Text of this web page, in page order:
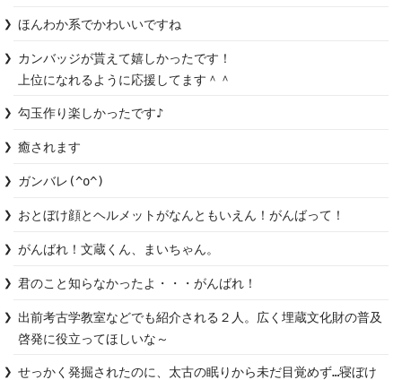
ほんわか系でかわいいですね
カンバッジが貰えて嬉しかったです！
上位になれるように応援してます＾＾
勾玉作り楽しかったです♪
癒されます
ガンバレ(^o^)
おとぼけ顔とヘルメットがなんともいえん！がんばって！
がんばれ！文蔵くん、まいちゃん。
君のこと知らなかったよ・・・がんばれ！
出前考古学教室などでも紹介される２人。広く埋蔵文化財の普及
啓発に役立ってほしいな～
せっかく発掘されたのに、太古の眠りから未だ目覚めず…寝ぼけ